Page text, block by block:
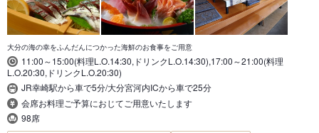
大分の海の幸をふんだんにつかった海鮮のお食事をご用意
11:00～15:00(料理L.O.14:30,ドリンクL.O.14:30),17:00～21:00(料理
L.O.20:30,ドリンクL.O.20:30)
JR幸崎駅から車で5分/大分宮河内ICから車で25分
会席お料理ご予算におじてご用意いたします
98席